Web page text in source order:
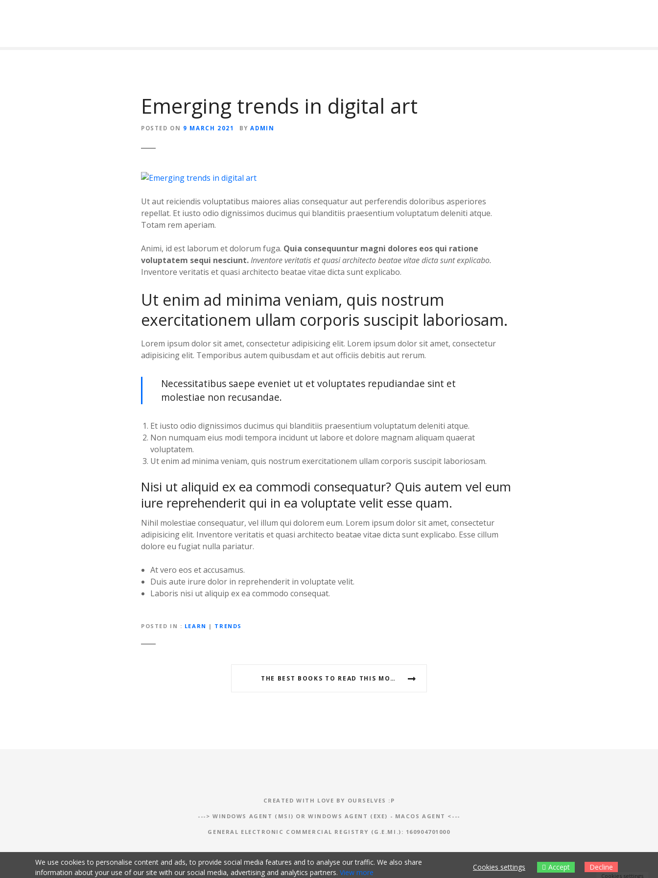
Emerging trends in digital art
POSTED ON 9 MARCH 2021 BY ADMIN
Ut aut reiciendis voluptatibus maiores alias consequatur aut perferendis doloribus asperiores
repellat. Et iusto odio dignissimos ducimus qui blanditiis praesentium voluptatum deleniti atque.
Totam rem aperiam.
Animi, id est laborum et dolorum fuga. Quia consequuntur magni dolores eos qui ratione
voluptatem sequi nesciunt.Inventore veritatis et quasi architecto beatae vitae dicta sunt explicabo.
Inventore veritatis et quasi architecto beatae vitae dicta sunt explicabo.
Ut enim ad minima veniam, quis nostrum
exercitationem ullam corporis suscipit laboriosam.
Lorem ipsum dolor sit amet, consectetur adipisicing elit. Lorem ipsum dolor sit amet, consectetur
adipisicing elit. Temporibus autem quibusdam et aut officiis debitis aut rerum.
Necessitatibus saepe eveniet ut et voluptates repudiandae sint et
molestiae non recusandae.
Et iusto odio dignissimos ducimus qui blanditiis praesentium voluptatum deleniti atque.
Non numquam eius modi tempora incidunt ut labore et dolore magnam aliquam quaerat
voluptatem.
Ut enim ad minima veniam, quis nostrum exercitationem ullam corporis suscipit laboriosam.
Nisi ut aliquid ex ea commodi consequatur? Quis autem vel eum
iure reprehenderit qui in ea voluptate velit esse quam.
Nihil molestiae consequatur, vel illum qui dolorem eum. Lorem ipsum dolor sit amet, consectetur
adipisicing elit. Inventore veritatis et quasi architecto beatae vitae dicta sunt explicabo. Esse cillum
dolore eu fugiat nulla pariatur.
At vero eos et accusamus.
Duis aute irure dolor in reprehenderit in voluptate velit.
Laboris nisi ut aliquip ex ea commodo consequat.
POSTED IN LEARN | TRENDS
a
t
THE BEST BOOKS TO READ THIS MONTH
CREATED WITH LOVE BY OURSELVES :P
--->WINDOWS AGENT (MSI) ORWINDOWS AGENT (EXE) - MACOS AGENT <---
GENERAL ELECTRONIC COMMERCIAL REGISTRY (G.E.MI.): 160904701000
We use cookies to personalise content and ads, to provide social media features and to analyse our traffic. We also share
information about your use of our site with our social media, advertising and analytics partners. View more
Cookies settings Accept Decline
Cookies settings